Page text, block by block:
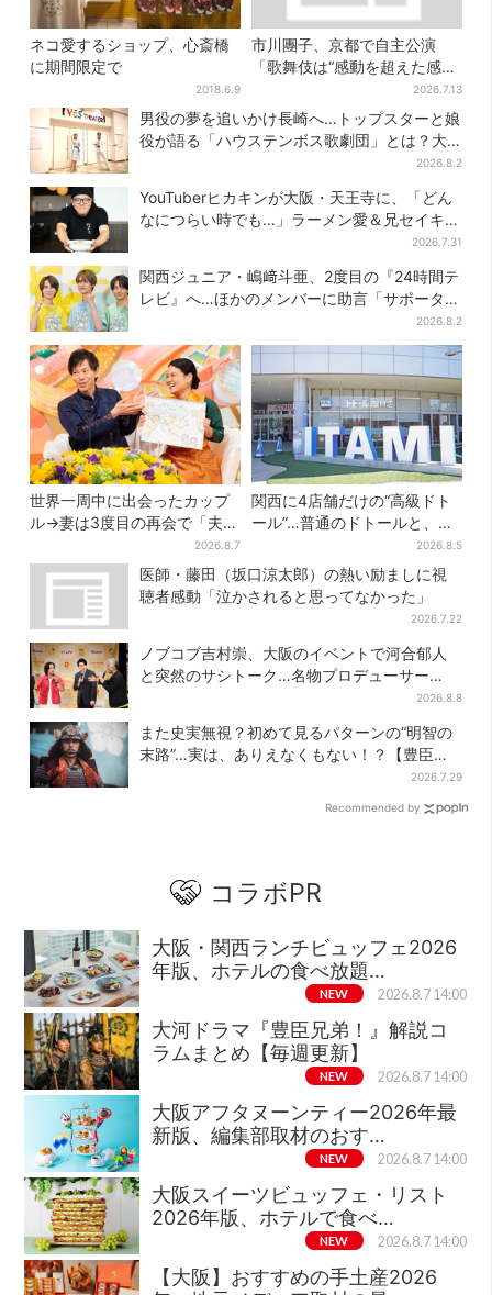
ネコ愛するショップ、心斎橋
に期間限定で
2018.6.9
市川團子、京都で自主公演
「歌舞伎は“感動を超えた感
動”がある」戦友・市川染五郎
も
2026.7.13
男役の夢を追いかけ長崎へ…トップスターと娘
役が語る「ハウステンボス歌劇団」とは？大
2026.8.2
YouTuberヒカキンが大阪・天王寺に、「どん
なにつらい時でも…」ラーメン愛＆兄セイキン
2026.7.31
関西ジュニア・嶋﨑斗亜、2度目の『24時間テ
レビ』へ…ほかのメンバーに助言「サポーター
2026.8.2
世界一周中に出会ったカップ
ル→妻は3度目の再会で「夫の
顔の良さを認識」ジョージア
の酒場で急接近
2026.8.7
関西に4店舗だけの“高級ドト
ール”…普通のドトールと、何
が違う？コーヒーは約2倍の
600円
2026.8.5
医師・藤田（坂口涼太郎）の熱い励ましに視
聴者感動「泣かされると思ってなかった」
2026.7.22
ノブコブ吉村崇、大阪のイベントで河合郁人
と突然のサシトーク…名物プロデューサー
2026.8.8
また史実無視？初めて見るパターンの“明智の
末路”…実は、ありえなくもない！？【豊臣兄
2026.7.29
Recommended by
コラボPR
大阪・関西ランチビュッフェ2026
年版、ホテルの食べ放題…
NEW 2026.8.7 14:00
大河ドラマ『豊臣兄弟！』解説コ
ラムまとめ【毎週更新】
NEW 2026.8.7 14:00
大阪アフタヌーンティー2026年最
新版、編集部取材のおす…
NEW 2026.8.7 14:00
大阪スイーツビュッフェ・リスト
2026年版、ホテルで食べ…
NEW 2026.8.7 14:00
【大阪】おすすめの手土産2026